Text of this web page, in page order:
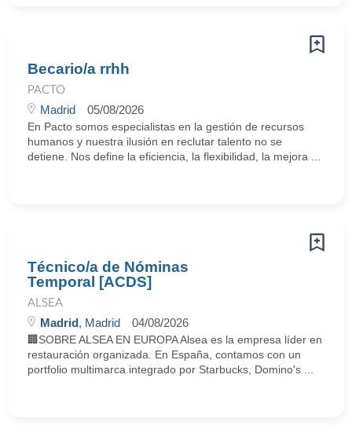
Becario/a rrhh
PACTO
Madrid 05/08/2026
En Pacto somos especialistas en la gestión de recursos
humanos y nuestra ilusión en reclutar talento no se
detiene. Nos define la eficiencia, la flexibilidad, la mejora ...
Técnico/a de Nóminas
Temporal [ACDS]
ALSEA
Madrid, Madrid 04/08/2026
🏢SOBRE ALSEA EN EUROPA Alsea es la empresa líder en
restauración organizada. En España, contamos con un
portfolio multimarca integrado por Starbucks, Domino's ...